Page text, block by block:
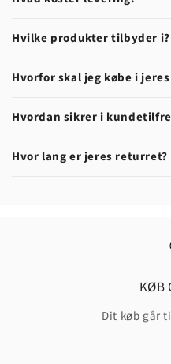
Hvilke produkter tilbyder i?
Hvorfor skal jeg købe i
Hvordan sikrer i
Hvor lang er jeres returret?
KØB
Dit køb går